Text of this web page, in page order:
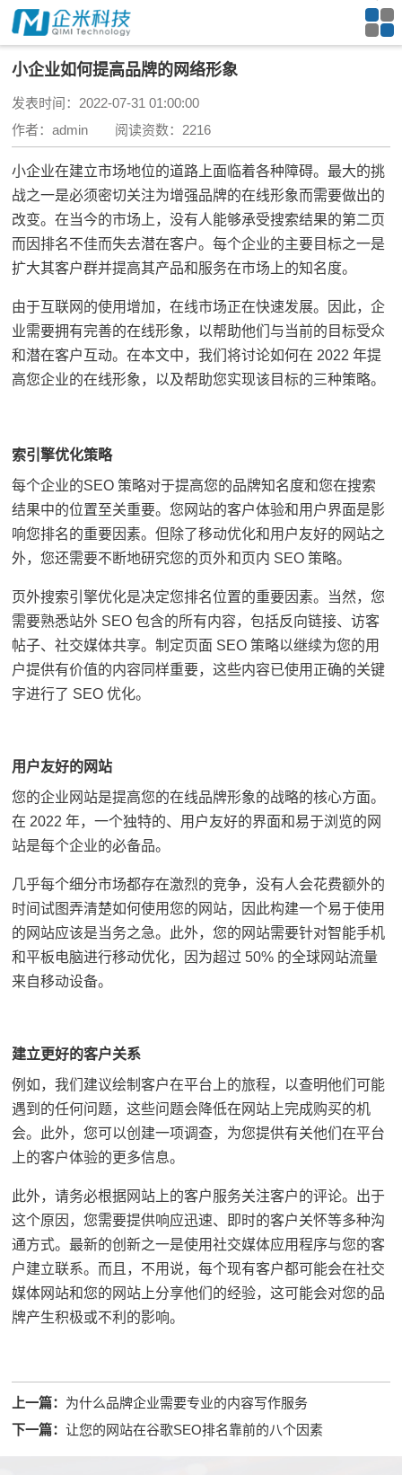
小企业如何提高品牌的网络形象
发表时间：2022-07-31 01:00:00
作者：admin 阅读资数：2216
小企业在建立市场地位的道路上面临着各种障碍。最大的挑
战之一是必须密切关注为增强品牌的在线形象而需要做出的
改变。在当今的市场上，没有人能够承受搜索结果的第二页
而因排名不佳而失去潜在客户。每个企业的主要目标之一是
扩大其客户群并提高其产品和服务在市场上的知名度。
由于互联网的使用增加，在线市场正在快速发展。因此，企
业需要拥有完善的在线形象，以帮助他们与当前的目标受众
和潜在客户互动。在本文中，我们将讨论如何在 2022 年提
高您企业的在线形象，以及帮助您实现该目标的三种策略。
索引擎优化策略
每个企业的SEO 策略对于提高您的品牌知名度和您在搜索
结果中的位置至关重要。您网站的客户体验和用户界面是影
响您排名的重要因素。但除了移动优化和用户友好的网站之
外，您还需要不断地研究您的页外和页内 SEO 策略。
页外搜索引擎优化是决定您排名位置的重要因素。当然，您
需要熟悉站外 SEO 包含的所有内容，包括反向链接、访客
帖子、社交媒体共享。制定页面 SEO 策略以继续为您的用
户提供有价值的内容同样重要，这些内容已使用正确的关键
字进行了 SEO 优化。
用户友好的网站
您的企业网站是提高您的在线品牌形象的战略的核心方面。
在 2022 年，一个独特的、用户友好的界面和易于浏览的网
站是每个企业的必备品。
几乎每个细分市场都存在激烈的竞争，没有人会花费额外的
时间试图弄清楚如何使用您的网站，因此构建一个易于使用
的网站应该是当务之急。此外，您的 网站需要针对智能手机
和平板电脑进行移动优化，因为超过 50% 的全球网站流量
来自移动设备。
建立更好的客户关系
例如，我们建议绘制客户在平台上的旅程，以查明他们可能
遇到的任何问题，这些问题会降低在网站上完成购买的机
会。此外，您可以创建一项调查，为您提供有关他们在平台
上的客户体验的更多信息。
此外，请务必根据网站上的客户服务关注客户的评论。出于
这个原因，您需要提供响应迅速、即时的客户关怀等多种沟
通方式。最新的创新之一是使用社交媒体应用程序与您的客
户建立联系。而且，不用说，每个现有客户都可能会在社交
媒体网站和您的网站上分享他们的经验，这可能会对您的品
牌产生积极或不利的影响。
上一篇： 为什么品牌企业需要专业的内容写作服务
下一篇：让您的网站在谷歌SEO排名靠前的八个因素